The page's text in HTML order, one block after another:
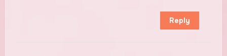
Reply